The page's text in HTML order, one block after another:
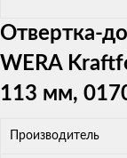
Отвертка-
WERA
113 мм,
Производитель